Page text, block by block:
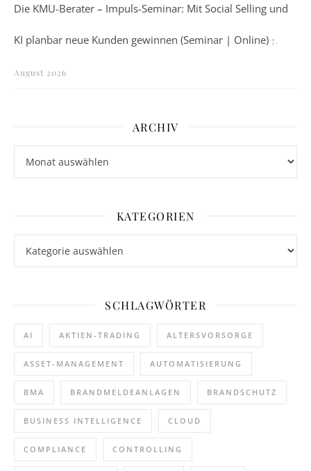
Die KMU-Berater – Impuls-Seminar: Mit Social Selling und
KI planbar neue Kunden gewinnen (Seminar | Online) 7.
August 2026
ARCHIV
KATEGORIEN
SCHLAGWÖRTER
AI AKTIEN-TRADING ALTERSVORSORGE
ASSET-MANAGEMENT AUTOMATISIERUNG
BMA BRANDMELDEANLAGEN BRANDSCHUTZ
BUSINESS INTELLIGENCE CLOUD
COMPLIANCE CONTROLLING